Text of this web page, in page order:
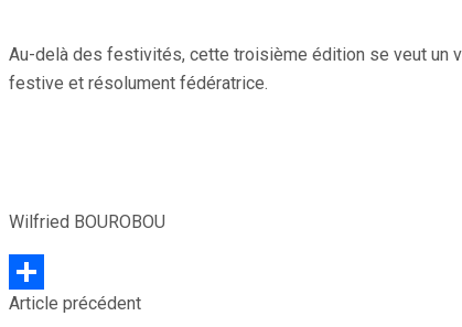
Au-delà des festivités, cette troisième édition se veut un
festive et résolument fédératrice.
Wilfried BOUROBOU
Partager
Article précédent